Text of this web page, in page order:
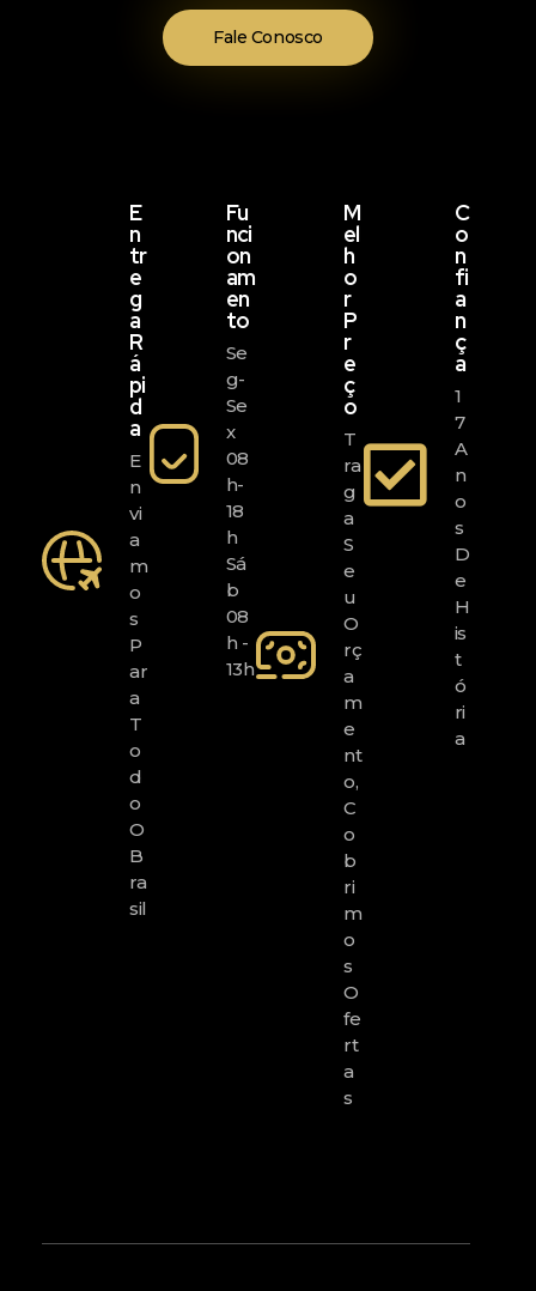
Fale Conosco
E
N
Tr
E
G
A
R
Á
Pi
D
A
E
N
Vi
A
M
O
S
P
Ar
A
T
O
D
O
O
B
Ra
Sil
Fu
Nci
On
Am
En
To
Se
G-
Se
X
08
H-
18
H
Sá
B
08
H -
13h
M
El
H
O
R
P
R
E
Ç
O
T
Ra
G
A
S
E
U
O
Rç
A
M
E
Nt
O,
C
O
B
Ri
M
O
S
O
Fe
Rt
A
S
C
O
N
Fi
A
N
Ç
A
1
7
A
N
O
S
D
E
H
Is
T
Ó
Ri
A